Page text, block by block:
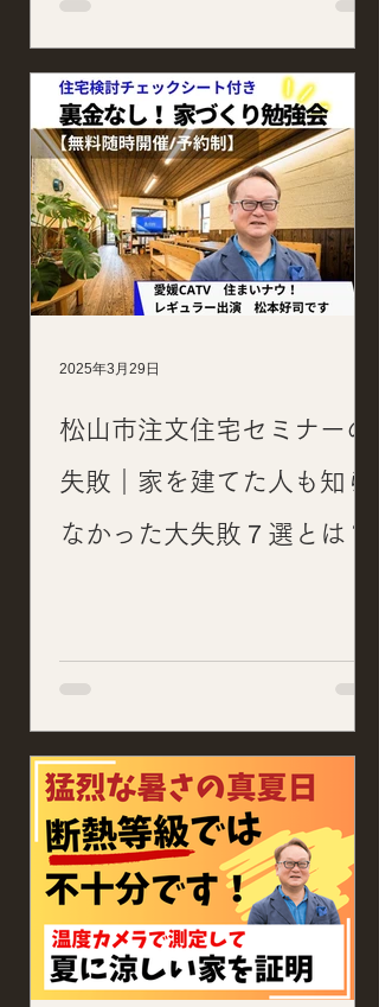
松山市注文住宅セミナーの
失敗｜家を建てた人も知ら
なかった大失敗７選とは？
2025年3月29日